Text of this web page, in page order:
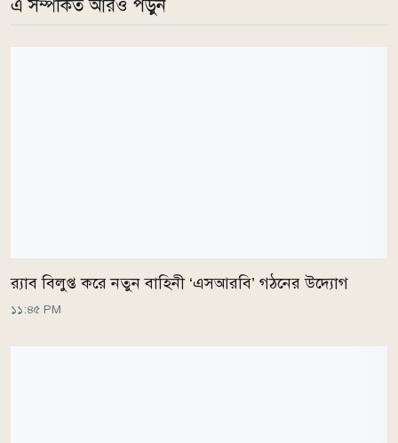
এ সম্পর্কিত আরও পড়ুন
র‌্যাব বিলুপ্ত করে নতুন বাহিনী ‘এসআরবি’ গঠনের উদ্যোগ
১১:৪৫ PM